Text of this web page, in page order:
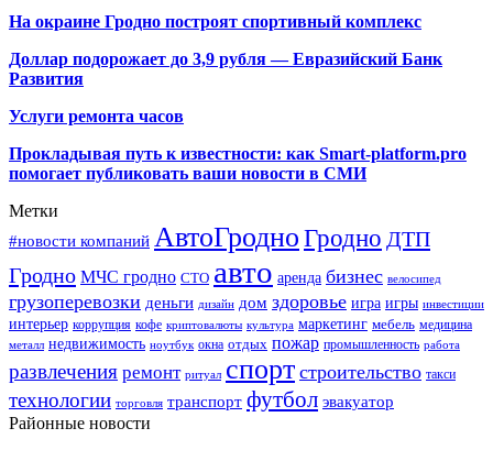
На окраине Гродно построят спортивный комплекс
Доллар подорожает до 3,9 рубля — Евразийский Банк
Развития
Услуги ремонта часов
Прокладывая путь к известности: как Smart-platform.pro
помогает публиковать ваши новости в СМИ
Метки
#новости компаний АвтоГродноГродно ДТП
Гродно МЧС гродно СТО авто аренда бизнес велосипед
грузоперевозки деньги дизайн дом здоровье игра игры инвестиции
интерьер коррупция кофе криптовалюты культура маркетинг мебель медицина
металл недвижимость ноутбук окна отдых пожар промышленность работа
развлечения ремонт ритуал спорт строительство такси
технологии торговля транспорт футбол эвакуатор
Районные новости